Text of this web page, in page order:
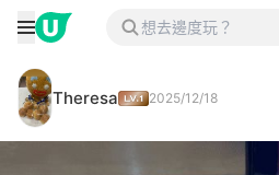
Theresa 2025/12/18